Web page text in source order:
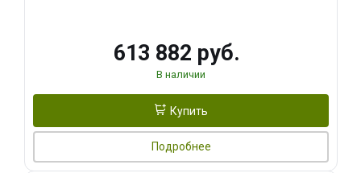
613 882 руб.
В наличии
Купить
Подробнее